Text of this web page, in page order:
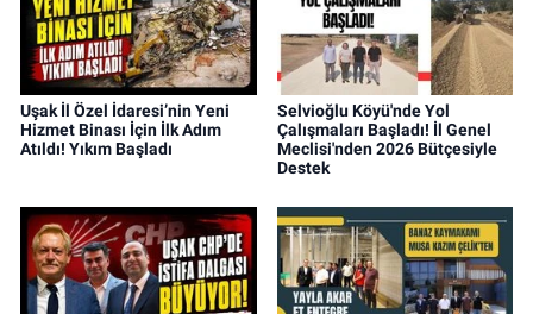
Uşak İl Özel İdaresi’nin Yeni
Hizmet Binası İçin İlk Adım
Atıldı! Yıkım Başladı
Selvioğlu Köyü'nde Yol
Çalışmaları Başladı! İl Genel
Meclisi'nden 2026 Bütçesiyle
Destek